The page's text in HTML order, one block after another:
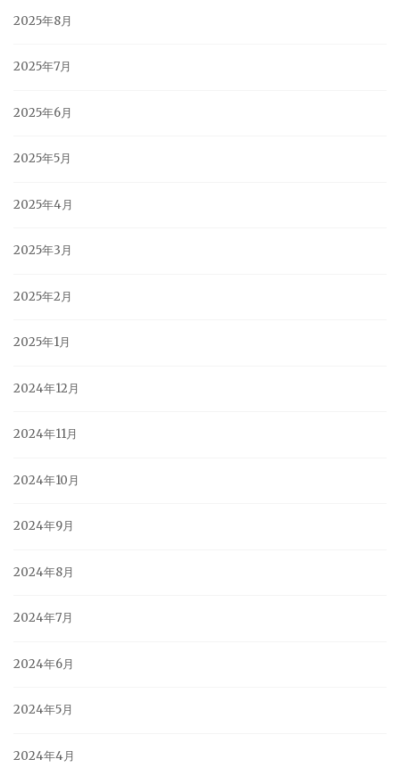
2025年8月
2025年7月
2025年6月
2025年5月
2025年4月
2025年3月
2025年2月
2025年1月
2024年12月
2024年11月
2024年10月
2024年9月
2024年8月
2024年7月
2024年6月
2024年5月
2024年4月